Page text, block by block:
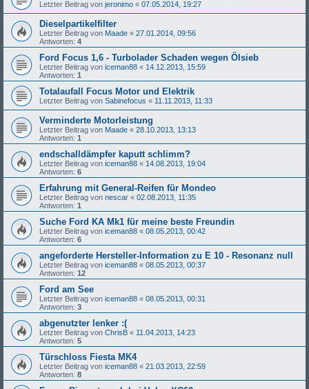
Letzter Beitrag von jeronimo « 07.05.2014, 19:27
Dieselpartikelfilter
Letzter Beitrag von Maade « 27.01.2014, 09:56
Antworten: 4
Ford Focus 1,6 - Turbolader Schaden wegen Ölsieb
Letzter Beitrag von iceman88 « 14.12.2013, 15:59
Antworten: 1
Totalaufall Focus Motor und Elektrik
Letzter Beitrag von Sabinefocus « 11.11.2013, 11:33
Verminderte Motorleistung
Letzter Beitrag von Maade « 28.10.2013, 13:13
Antworten: 1
endschalldämpfer kaputt schlimm?
Letzter Beitrag von iceman88 « 14.08.2013, 19:04
Antworten: 6
Erfahrung mit General-Reifen für Mondeo
Letzter Beitrag von nescar « 02.08.2013, 11:35
Antworten: 1
Suche Ford KA Mk1 für meine beste Freundin
Letzter Beitrag von iceman88 « 08.05.2013, 00:42
Antworten: 6
angeforderte Hersteller-Information zu E 10 - Resonanz null
Letzter Beitrag von iceman88 « 08.05.2013, 00:37
Antworten: 12
Ford am See
Letzter Beitrag von iceman88 « 08.05.2013, 00:31
Antworten: 3
abgenutzter lenker :(
Letzter Beitrag von ChrisB « 11.04.2013, 14:23
Antworten: 5
Türschloss Fiesta MK4
Letzter Beitrag von iceman88 « 21.03.2013, 22:59
Antworten: 8